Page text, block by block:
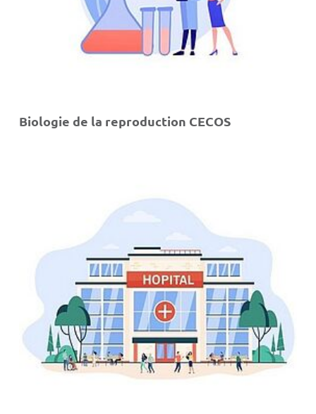
Biologie de la reproduction CECOS